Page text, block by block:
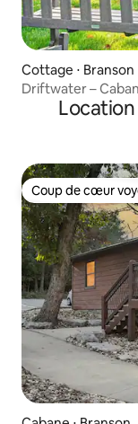
Cottage ⋅ Branson
Driftwater –
Coup de cœur
Coup de cœur